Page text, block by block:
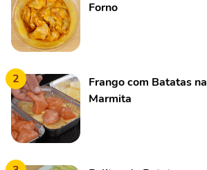
Forno
2
Frango com Batatas na
Marmita